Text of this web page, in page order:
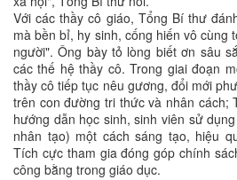
Với các thầy cô giáo, Tổng Bí thư
mà bền bỉ, hy sinh, cống hiến vô cùng
người". Ông bày tỏ lòng biết ơn sâu
các thế hệ thầy cô. Trong giai đoạn
thầy cô tiếp tục nêu gương, đổi mới
trên con đường tri thức và nhân cách;
hướng dẫn học sinh, sinh viên sử
nhân tạo) một cách sáng tạo, hiệu
Tích cực tham gia đóng góp chính
công bằng trong giáo dục.